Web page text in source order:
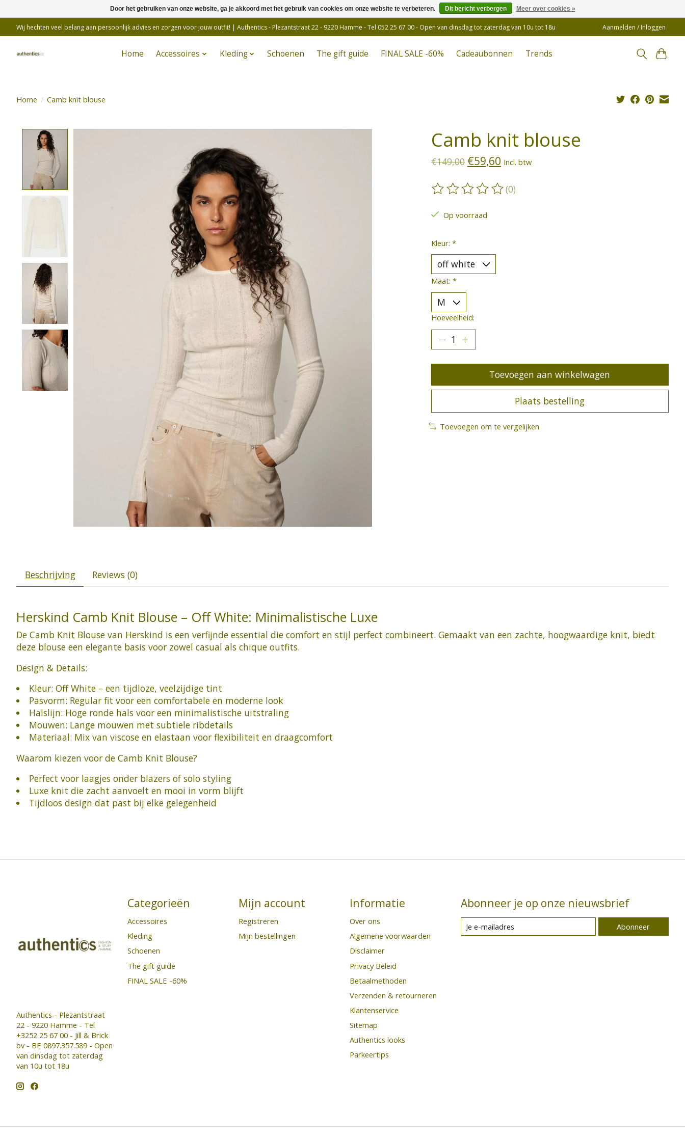
Wij hechten veel belang aan persoonlijk advies en zorgen voor jouw outfit! | Authentics - Plezantstraat 22 - 9220 Hamme - Tel 052 25 67 00 - Open van dinsdag tot zaterdag van 10u tot 18u Aanmelden / Inloggen
Home Accessoires Kleding Schoenen The gift guide FINAL SALE -60% Cadeaubonnen Trends
Home / Camb knit blouse
Camb knit blouse
€149,00 €59,60 Incl. btw
De beoordeling van dit product is
(0)
Op voorraad
Kleur: *
Maat: *
Hoeveelheid:
Toevoegen aan winkelwagen
Plaats bestelling
Toevoegen om te vergelijken
Beschrijving Reviews (0)
Herskind Camb Knit Blouse – Off White: Minimalistische Luxe
De Camb Knit Blouse van Herskind is een verfijnde essential die comfort en stijl perfect combineert. Gemaakt van een zachte, hoogwaardige knit, biedt
deze blouse een elegante basis voor zowel casual als chique outfits.
Design & Details:
Kleur: Off White – een tijdloze, veelzijdige tint
Pasvorm: Regular fit voor een comfortabele en moderne look
Halslijn: Hoge ronde hals voor een minimalistische uitstraling
Mouwen: Lange mouwen met subtiele ribdetails
Materiaal: Mix van viscose en elastaan voor flexibiliteit en draagcomfort
Waarom kiezen voor de Camb Knit Blouse?
Perfect voor laagjes onder blazers of solo styling
Luxe knit die zacht aanvoelt en mooi in vorm blijft
Tijdloos design dat past bij elke gelegenheid
Authentics - Plezantstraat
22 - 9220 Hamme - Tel
+3252 25 67 00 - Jill & Brick
bv - BE 0897.357.589 - Open
van dinsdag tot zaterdag
van 10u tot 18u
Categorieën
Accessoires
Kleding
Schoenen
The gift guide
FINAL SALE -60%
Mijn account
Registreren
Mijn bestellingen
Informatie
Over ons
Algemene voorwaarden
Disclaimer
Privacy Beleid
Betaalmethoden
Verzenden & retourneren
Klantenservice
Sitemap
Authentics looks
Parkeertips
Abonneer je op onze nieuwsbrief
Abonneer
Door het gebruiken van onze website, ga je akkoord met het gebruik van cookies om onze website te verbeteren. Dit bericht verbergen Meer over cookies »